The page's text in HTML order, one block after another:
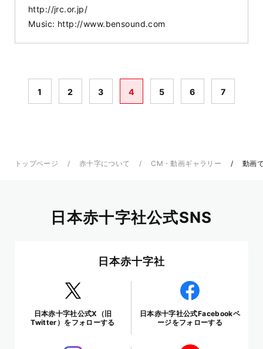
http://jrc.or.jp/
Music: http://www.bensound.com
1 2 3 4 5 6 7
トップページ 赤十字について CM・動画ギャラリー 動画
日本赤十字社公式SNS
日本赤十字社
日本赤十字社公式X（旧
Twitter）をフォローする
日本赤十字社公式Facebookペ
ージをフォローする